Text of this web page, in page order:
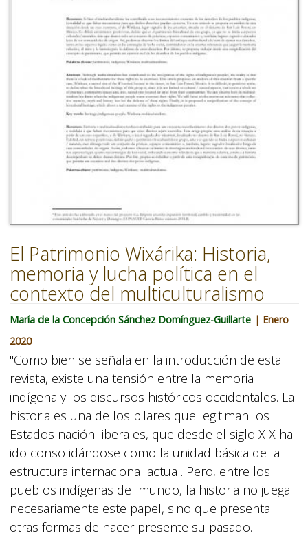
El Patrimonio Wixárika: Historia,
memoria y lucha política en el
contexto del multiculturalismo
María de la Concepción Sánchez Domínguez-Guillarte | Enero
2020
"Como bien se señala en la introducción de esta
revista, existe una tensión entre la memoria
indígena y los discursos históricos occidentales. La
historia es una de los pilares que legitiman los
Estados nación liberales, que desde el siglo XIX ha
ido consolidándose como la unidad básica de la
estructura internacional actual. Pero, entre los
pueblos indígenas del mundo, la historia no juega
necesariamente este papel, sino que presenta
otras formas de hacer presente su pasado.